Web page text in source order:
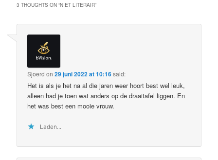
3 THOUGHTS ON “NIET LITERAIR”
Sjoerd on29 juni 2022 at 10:16said:
Het is als je het na al die jaren weer hoort best wel leuk,
alleen had je toen wat anders op de draaitafel liggen. En
het was best een mooie vrouw.
Laden...